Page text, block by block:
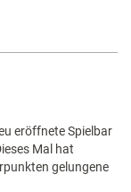
eröffnete Spielbar
Mal hat
gelungene